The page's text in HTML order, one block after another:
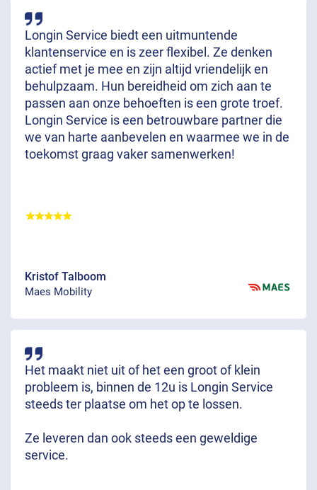
Longin Service biedt een uitmuntende
klantenservice en is zeer flexibel. Ze denken
actief met je mee en zijn altijd vriendelijk en
behulpzaam. Hun bereidheid om zich aan te
passen aan onze behoeften is een grote troef.
Longin Service is een betrouwbare partner die
we van harte aanbevelen en waarmee we in de
toekomst graag vaker samenwerken!
Kristof Talboom
Maes Mobility
Het maakt niet uit of het een groot of klein
probleem is, binnen de 12u is Longin Service
steeds ter plaatse om het op te lossen.
Ze leveren dan ook steeds een geweldige
service.